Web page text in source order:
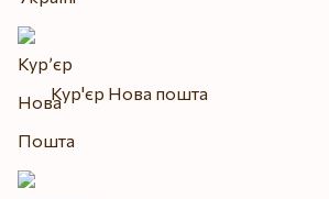
Кур'єр Нова пошта